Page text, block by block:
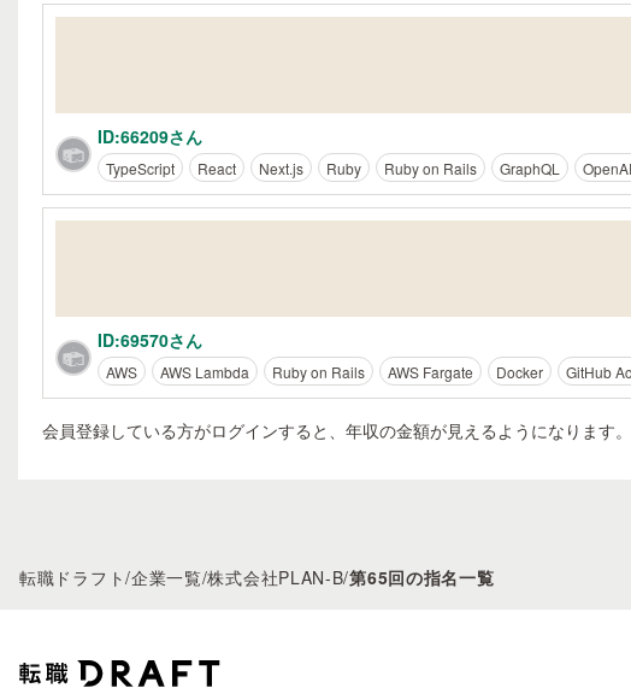
ID:66209さん
TypeScript React Next.js Ruby Ruby on Rails GraphQL
ID:69570さん
AWS AWS Lambda Ruby on Rails AWS Fargate Docker GitHub
会員登録している方がログインすると、年収の金額が見えるようになります。
転職ドラフト/企業一覧/株式会社PLAN-B/第65回の指名一覧